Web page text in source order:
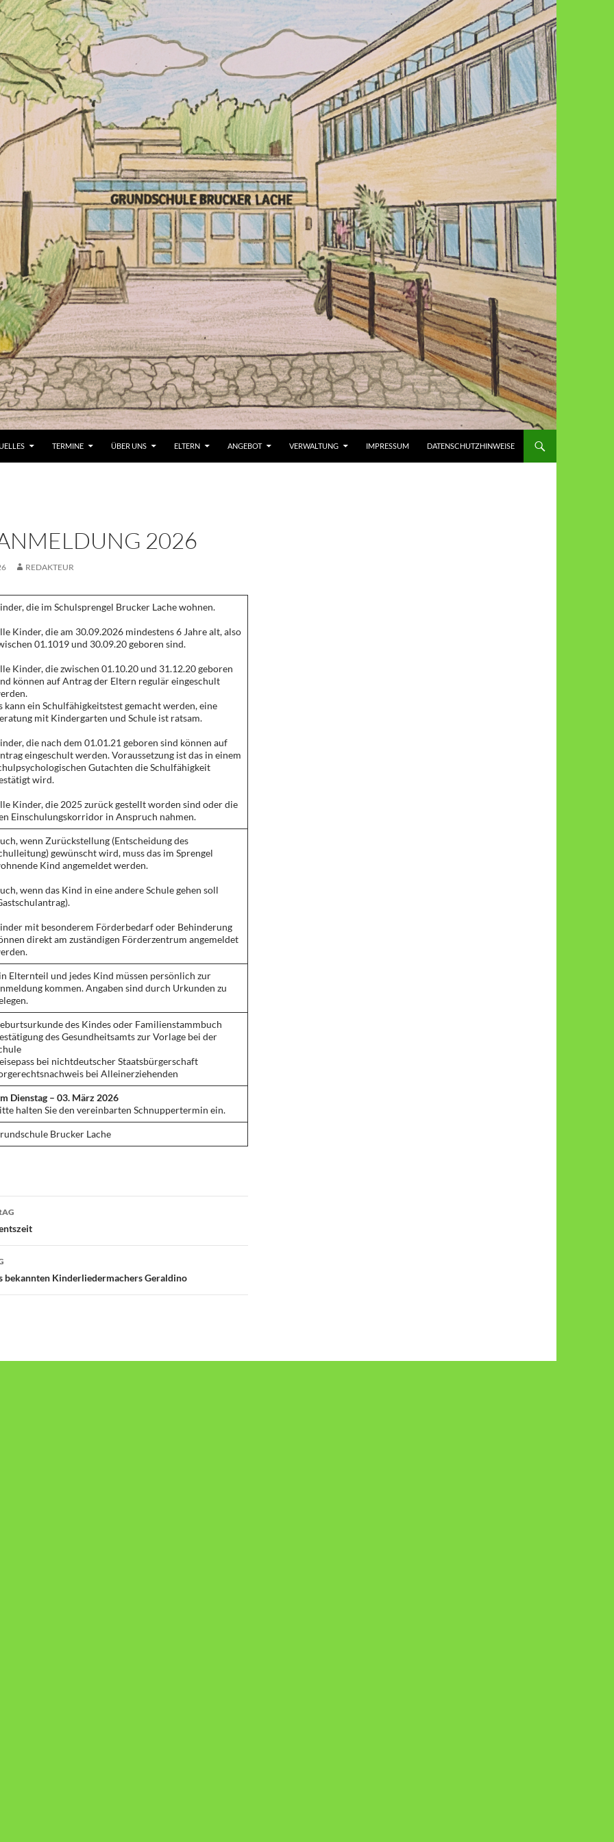
TERMINE ÜBER UNS ELTERN ANGEBOT VERWALTUNG IMPRESSUM DATENSCHUTZHINWEISE
2026
REDAKTEUR
die im Schulsprengel Brucker Lache wohnen.
Kinder, die am 30.09.2026 mindestens 6 Jahre alt, also
01.1019 und 30.09.20 geboren sind.
Kinder, die zwischen 01.10.20 und 31.12.20 geboren
können auf Antrag der Eltern regulär eingeschult
kann ein Schulfähigkeitstest gemacht werden, eine
mit Kindergarten und Schule ist ratsam.
die nach dem 01.01.21 geboren sind können auf
eingeschult werden. Voraussetzung ist das in einem
Gutachten die Schulfähigkeit
wird.
Kinder, die 2025 zurück gestellt worden sind oder die
Einschulungskorridor in Anspruch nahmen.
wenn Zurückstellung (Entscheidung des
gewünscht wird, muss das im Sprengel
Kind angemeldet werden.
wenn das Kind in eine andere Schule gehen soll
mit besonderem Förderbedarf oder Behinderung
direkt am zuständigen Förderzentrum angemeldet
Elternteil und jedes Kind müssen persönlich zur
kommen. Angaben sind durch Urkunden zu
des Kindes oder Familienstammbuch
des Gesundheitsamts zur Vorlage bei der
bei nichtdeutscher Staatsbürgerschaft
bei Alleinerziehenden
Dienstag – 03. März 2026
halten Sie den vereinbarten Schnuppertermin ein.
Brucker Lache
bekannten Kinderliedermachers Geraldino